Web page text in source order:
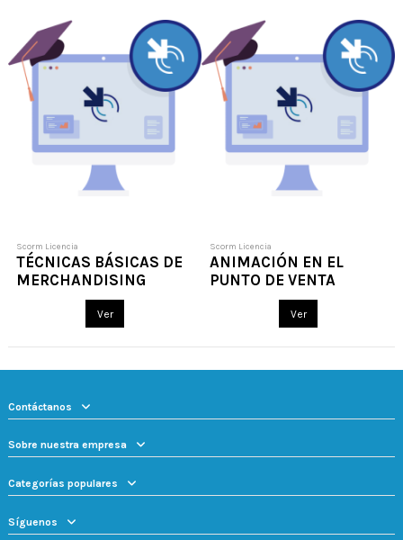
Scorm Licencia
TÉCNICAS BÁSICAS DE
MERCHANDISING
Ver
Scorm Licencia
ANIMACIÓN EN EL
PUNTO DE VENTA
Ver
Contáctanos
Sobre nuestra empresa
Categorías populares
Síguenos